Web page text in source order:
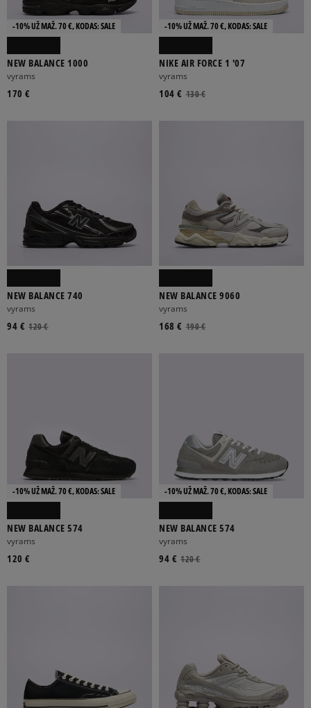
-10% UŽ MAŽ. 70 €, KODAS: SALE
NEW BALANCE 1000
vyrams
170 €
-10% UŽ MAŽ. 70 €, KODAS: SALE
NIKE AIR FORCE 1 '07
vyrams
130 €
104 €
NEW BALANCE 740
vyrams
120 €
94 €
NEW BALANCE 9060
vyrams
190 €
168 €
-10% UŽ MAŽ. 70 €, KODAS: SALE
NEW BALANCE 574
vyrams
120 €
-10% UŽ MAŽ. 70 €, KODAS: SALE
NEW BALANCE 574
vyrams
120 €
94 €